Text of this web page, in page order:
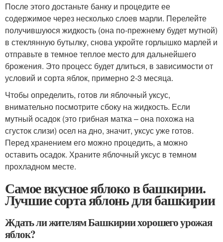
После этого достаньте банку и процедите ее
содержимое через несколько слоев марли. Перелейте
получившуюся жидкость (она по-прежнему будет мутной)
в стеклянную бутылку, снова укройте горлышко марлей и
отправьте в темное теплое место для дальнейшего
брожения. Это процесс будет длиться, в зависимости от
условий и сорта яблок, примерно 2-3 месяца.
Чтобы определить, готов ли яблочный уксус,
внимательно посмотрите сбоку на жидкость. Если
мутный осадок (это грибная матка – она похожа на
сгусток слизи) осел на дно, значит, уксус уже готов.
Перед хранением его можно процедить, а можно
оставить осадок. Храните яблочный уксус в темном
прохладном месте.
Самое вкусное яблоко в башкирии.
Лучшие сорта яблонь для башкирии
Ждать ли жителям Башкирии хорошего урожая
яблок?